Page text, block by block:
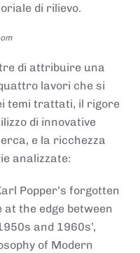
di rilievo.
di attribuire una
lavori che si
temi trattati, il rigore
di innovative
e la ricchezza
analizzate:
Popper’s forgotten
the edge between
and 1960s’,
of Modern